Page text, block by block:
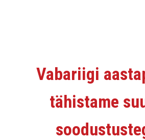
Vabariigi
tähistame